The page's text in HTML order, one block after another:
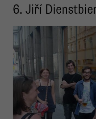
6. Jiří